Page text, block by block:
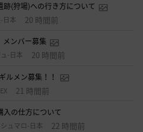
跡(狩場)への行き方について
日本 20 時間前
ンバー募集
-日本 20 時間前
ルメン募集！！
21 時間前
入の仕方について
ュマロ-日本 22 時間前